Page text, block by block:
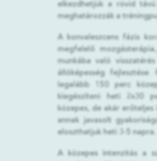
elkezdhetjük a rövid
meghatározzák a
A konvaleszcens fázis
megfelelő
munkába való
állóképesség
legalább 150 perc
kiegészíteni heti 2x30
közepes, de akár erőteljes
annak javasolt
eloszthatjuk heti 3-5 napra.
A közepes intenzitás a